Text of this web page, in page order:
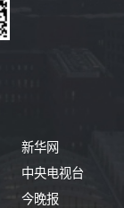
新华网
中央电视台
今晚报